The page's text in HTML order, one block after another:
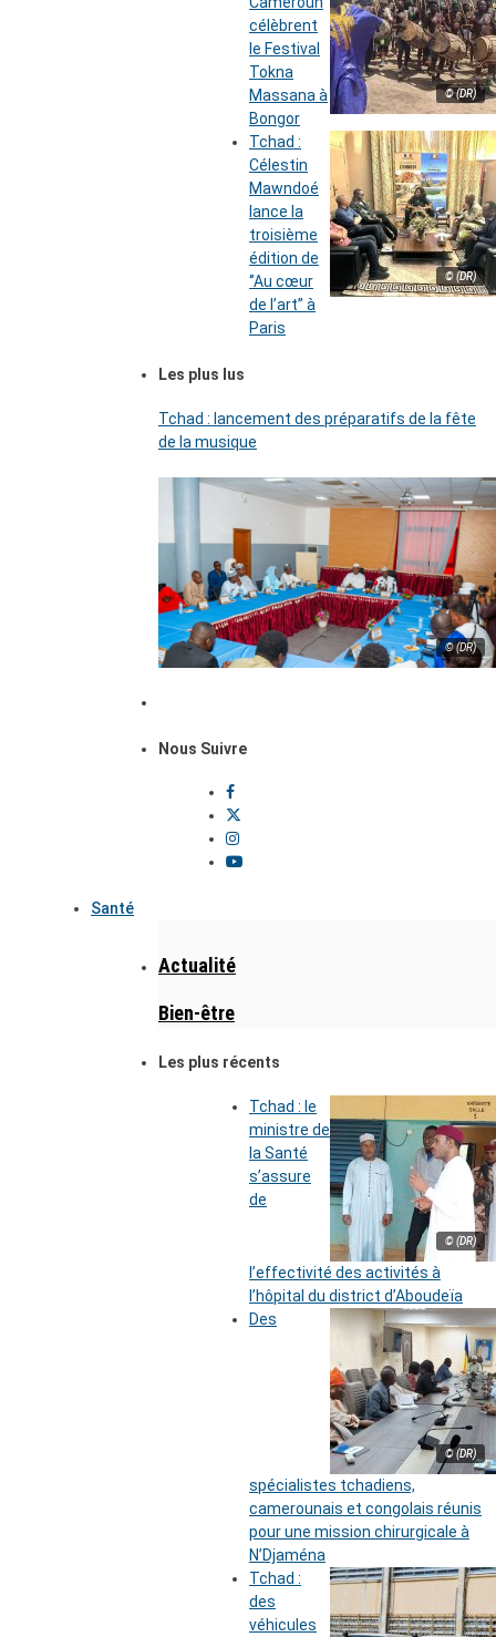
© (DR)
célèbrent
le Festival
Tokna
Massana à
Bongor
© (DR)
Tchad :
Célestin
Mawndoé
lance la
troisième
édition de
‘’Au cœur
de l’art’’ à
Paris
Les plus lus
Tchad : lancement des préparatifs de la fête
de la musique
© (DR)
Nous Suivre
Santé
Actualité
Bien-être
Les plus récents
© (DR)
Tchad : le
ministre de
la Santé
s’assure
de
l’effectivité des activités à
l’hôpital du district d’Aboudeïa
© (DR)
Des
spécialistes tchadiens,
camerounais et congolais réunis
pour une mission chirurgicale à
N’Djaména
Tchad :
des
véhicules